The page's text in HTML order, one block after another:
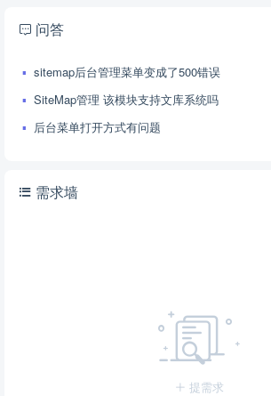
问答
sitemap后台管理菜单变成了500错误
SiteMap管理 该模块支持文库系统吗
后台菜单打开方式有问题
需求墙
提需求